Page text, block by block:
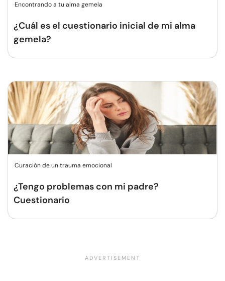
Encontrando a tu alma gemela
¿Cuál es el cuestionario inicial de mi alma
gemela?
Curación de un trauma emocional
¿Tengo problemas con mi padre?
Cuestionario